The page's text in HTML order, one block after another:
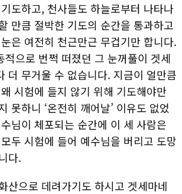
도하고, 천사들도 하늘로부터 나타나
만큼 절박한 기도의 순간을 통과하고
은 여전히 천근만근 무겁기만 합니다.
적으로 번쩍 떠졌던 그 눈꺼풀이 겟세
더 무거울 수 없습니다. 지금이 얼만큼
시험에 들지 않기 위해 기도해야만
못하니 ‘온전히 깨어날’ 이유도 없었
님이 체포되는 순간에 이 세 사람은
두 시험에 들어 예수님을 버리고 도망
다.
산으로 데려가기도 하시고 겟세마네